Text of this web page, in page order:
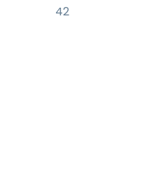
42